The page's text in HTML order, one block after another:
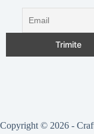
Copyright © 2026 -